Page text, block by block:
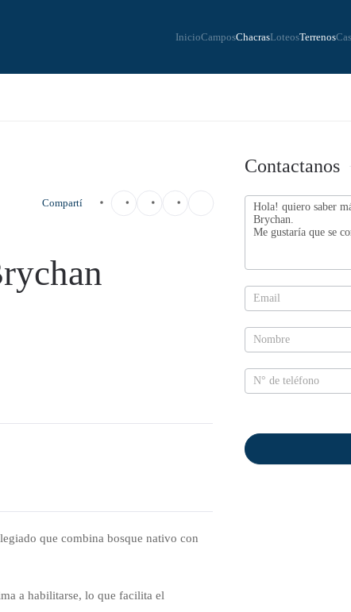
InicioCamposChacrasLoteosTerrenos
Compartí
que combina bosque nativo con
a habilitarse, lo que facilita el
Contactanos
Contactanos